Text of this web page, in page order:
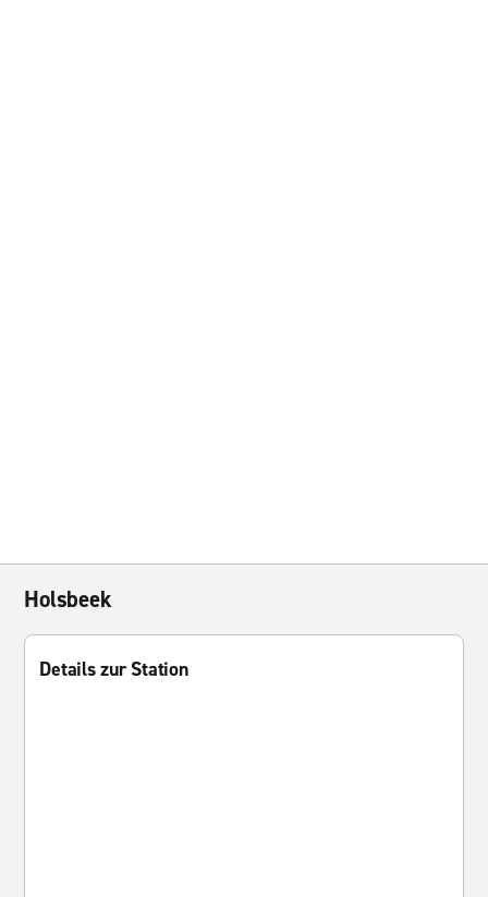
Holsbeek
Details zur Station